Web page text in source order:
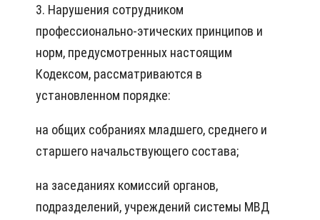
3. Нарушения сотрудником
профессионально-этических принципов и
норм, предусмотренных настоящим
Кодексом, рассматриваются в
установленном порядке:
на общих собраниях младшего, среднего и
старшего начальствующего состава;
на заседаниях комиссий органов,
подразделений, учреждений системы МВД